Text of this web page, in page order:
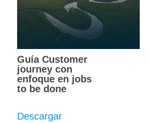
Guía Customer
journey con
enfoque en jobs
to be done
Descargar